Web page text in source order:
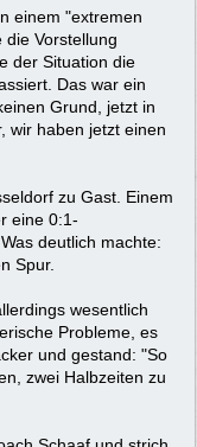
einem "extremen
die Vorstellung
der Situation die
Das war ein
Grund, jetzt in
wir haben jetzt einen
zu Gast. Einem
eine 0:1-
deutlich machte:
Spur.
wesentlich
Probleme, es
und gestand: "So
zwei Halbzeiten zu